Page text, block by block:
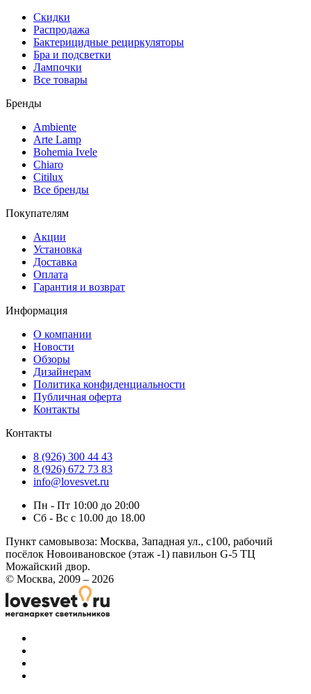
Скидки
Распродажа
Бактерицидные рециркуляторы
Бра и подсветки
Лампочки
Все товары
Бренды
Ambiente
Arte Lamp
Bohemia Ivele
Chiaro
Citilux
Все бренды
Покупателям
Акции
Установка
Доставка
Оплата
Гарантия и возврат
Информация
О компании
Новости
Обзоры
Дизайнерам
Политика конфиденциальности
Публичная оферта
Контакты
Контакты
8 (926) 300 44 43
8 (926) 672 73 83
info@lovesvet.ru
Пн - Пт 10:00 до 20:00
Сб - Вс с 10.00 до 18.00
Пункт самовывоза: Москва, Западная ул., с100, рабочий
посёлок Новоивановское (этаж -1) павильон G-5 ТЦ
Можайский двор.
© Москва, 2009 – 2026